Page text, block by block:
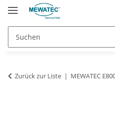
Zurück zur Liste MEWATEC